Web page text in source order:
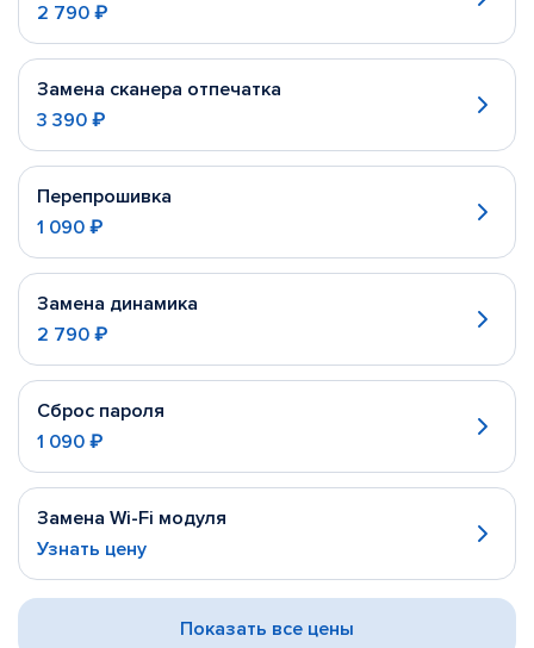
2 790 ₽
Замена сканера отпечатка
3 390 ₽
Перепрошивка
1 090 ₽
Замена динамика
2 790 ₽
Сброс пароля
1 090 ₽
Замена Wi-Fi модуля
Узнать цену
Показать все цены